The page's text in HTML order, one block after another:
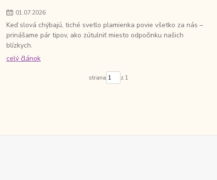
01.07.2026
Keď slová chýbajú, tiché svetlo plamienka povie všetko za nás –
prinášame pár tipov, ako zútulniť miesto odpočinku našich
blízkych.
celý článok
strana z 1